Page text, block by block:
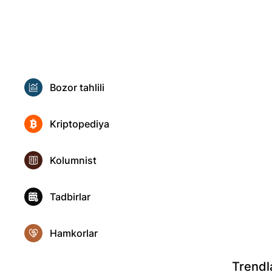
Kriptopediya
Hamkorlar
Kolumnist
Tadbirlar
Bozor tahlili